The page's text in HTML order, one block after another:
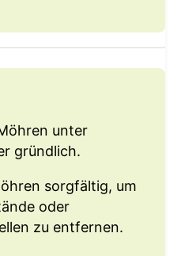
unter
gründlich.
sorgfältig, um
oder
zu entfernen.